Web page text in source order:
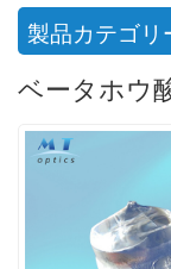
製品カテゴリ
ベータホウ